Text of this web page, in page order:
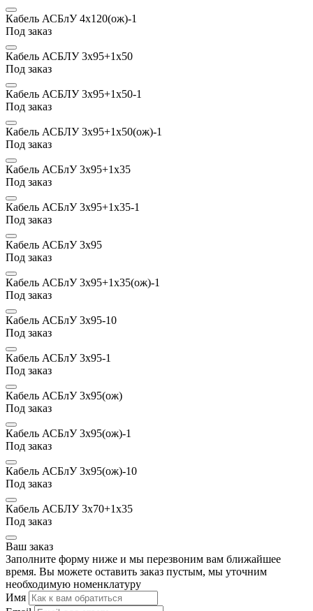
Кабель АСБлУ 4х120(ож)-1
Под заказ
Кабель АСБЛУ 3х95+1х50
Под заказ
Кабель АСБЛУ 3х95+1х50-1
Под заказ
Кабель АСБЛУ 3х95+1х50(ож)-1
Под заказ
Кабель АСБлУ 3х95+1х35
Под заказ
Кабель АСБлУ 3х95+1х35-1
Под заказ
Кабель АСБлУ 3х95
Под заказ
Кабель АСБлУ 3х95+1х35(ож)-1
Под заказ
Кабель АСБлУ 3х95-10
Под заказ
Кабель АСБлУ 3х95-1
Под заказ
Кабель АСБлУ 3х95(ож)
Под заказ
Кабель АСБлУ 3х95(ож)-1
Под заказ
Кабель АСБлУ 3х95(ож)-10
Под заказ
Кабель АСБЛУ 3х70+1х35
Под заказ
Ваш заказ
Заполните форму ниже и мы перезвоним вам ближайшее
время. Вы можете оставить заказ пустым, мы уточним
необходимую номенклатуру
Имя